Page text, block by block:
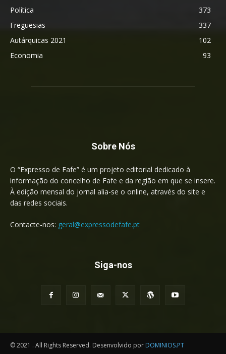
Política
373
Freguesias
337
Autárquicas 2021
102
Economia
93
Sobre Nós
O “Expresso de Fafe” é um projeto editorial dedicado à
informação do concelho de Fafe e da região em que se insere.
À edição mensal do jornal alia-se o online, através do site e
das redes sociais.
Contacte-nos: geral@expressodefafe.pt
Siga-nos
© 2021 . All Rights Reserved. Desenvolvido por DOMINIOS.PT